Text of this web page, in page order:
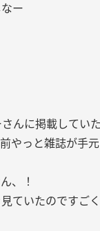
ー
んに掲載してい
やっと雑誌が手
、！
ていたのですご